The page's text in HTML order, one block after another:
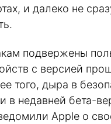
и далеко не
подвержены
с версией
того, дыра в
в недавней бета-
Apple о